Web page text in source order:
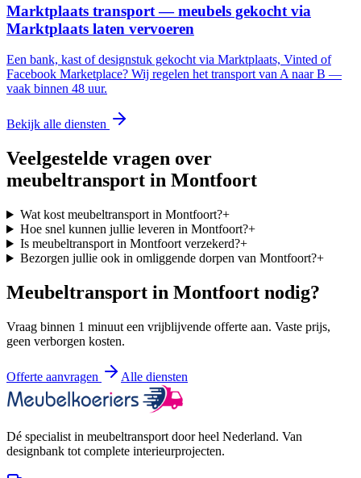
Marktplaats transport — meubels gekocht via
Marktplaats laten vervoeren
Een bank, kast of designstuk gekocht via Marktplaats, Vinted of
Facebook Marketplace? Wij regelen het transport van A naar B —
vaak binnen 48 uur.
Bekijk alle diensten
Veelgestelde vragen over
meubeltransport in Montfoort
Wat kost meubeltransport in Montfoort?+
Hoe snel kunnen jullie leveren in Montfoort?+
Is meubeltransport in Montfoort verzekerd?+
Bezorgen jullie ook in omliggende dorpen van Montfoort?+
Meubeltransport in Montfoort nodig?
Vraag binnen 1 minuut een vrijblijvende offerte aan. Vaste prijs,
geen verborgen kosten.
Offerte aanvragen Alle diensten
Dé specialist in meubeltransport door heel Nederland. Van
designbank tot complete interieurprojecten.